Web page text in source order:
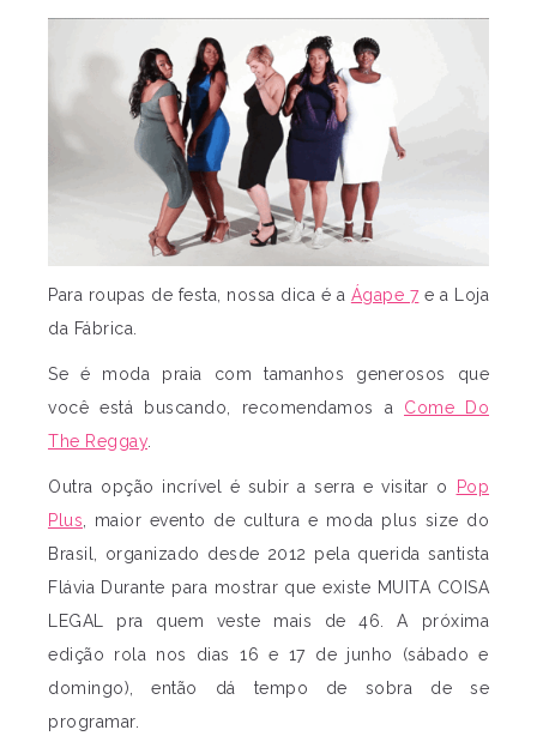
Para roupas de festa, nossa dica é a Ágape 7e a Loja
da Fábrica.
Se é moda praia com tamanhos generosos que
você está buscando, recomendamos a Come Do
The Reggay.
Outra opção incrível é subir a serra e visitar o
Pop
Plus , maior evento de cultura e moda plus size do
Brasil, organizado desde 2012 pela querida santista
Flávia Durante para mostrar que existe MUITA COISA
LEGAL pra quem veste mais de 46. A próxima
edição rola nos dias 16 e 17 de junho (sábado e
domingo), então dá tempo de sobra de se
programar.